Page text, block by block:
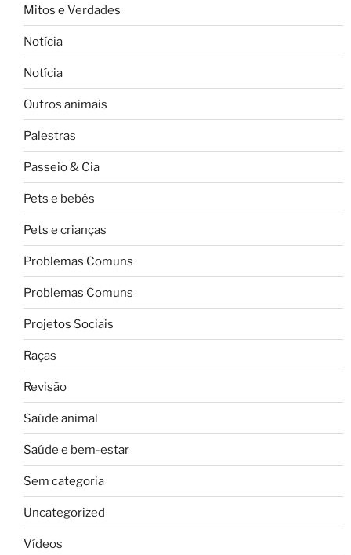
Mitos e Verdades
Notícia
Notícia
Outros animais
Palestras
Passeio & Cia
Pets e bebês
Pets e crianças
Problemas Comuns
Problemas Comuns
Projetos Sociais
Raças
Revisão
Saúde animal
Saúde e bem-estar
Sem categoria
Uncategorized
Vídeos